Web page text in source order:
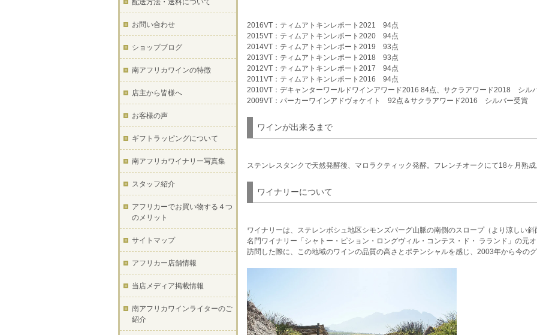
2016VT：ティムアトキンレポート2021 94点
2015VT：ティムアトキンレポート2020 94点
2014VT：ティムアトキンレポート2019 93点
2013VT：ティムアトキンレポート2018 93点
2012VT：ティムアトキンレポート2017 94点
2011VT：ティムアトキンレポート2016 94点
2010VT：デキャンターワールドワインアワード2016 84点、サクラアワード2018 シル
2009VT：パーカーワインアドヴォケイト 92点＆サクラアワード2016 シルバー受賞
ワインが出来るまで
ステンレスタンクで天然発酵後、マロラクティック発酵。フレンチオークにて18ヶ月熟成
ワイナリーについて
ワイナリーは、ステレンボシュ地区シモンズバーグ山脈の南側のスロープ（より涼しい
名門ワイナリー「シャトー・ピション・ロングヴィル・コンテス・ド・ ラランド」の元
訪問した際に、この地域のワインの品質の高さとポテンシャルを感じ、2003年から今の
配送方法・送料について
お問い合わせ
ショップブログ
南アフリカワインの特徴
店主から皆様へ
お客様の声
ギフトラッピングについて
南アフリカワイナリー写真集
スタッフ紹介
アフリカーでお買い物する４つ
のメリット
サイトマップ
アフリカー店舗情報
当店メディア掲載情報
南アフリカワインライターのご
紹介